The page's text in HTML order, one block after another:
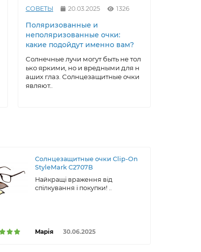
СОВЕТЫ 20.03.2025 1326
Поляризованные и
неполяризованные очки:
какие подойдут именно вам?
Солнечные лучи могут быть не тол
ько яркими, но и вредными для н
аших глаз. Солнцезащитные очки
являют..
Солнцезащитные очки Clip-On
StyleMark C2707B
Найкращі враження від
спілкування і покупки! ..
Марія 30.06.2025